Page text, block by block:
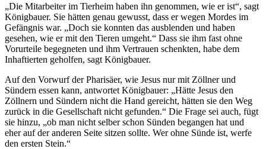
„Die Mitarbeiter im Tierheim haben ihn genommen, wie er ist“, sagt
Königbauer. Sie hätten genau gewusst, dass er wegen Mordes im
Gefängnis war. „Doch sie konnten das ausblenden und haben
gesehen, wie er mit den Tieren umgeht.“ Dass sie ihm fast ohne
Vorurteile begegneten und ihm Vertrauen schenkten, habe dem
Inhaftierten geholfen, sagt Königbauer.
Auf den Vorwurf der Pharisäer, wie Jesus nur mit Zöllner und
Sündern essen kann, antwortet Königbauer: „Hätte Jesus den
Zöllnern und Sündern nicht die Hand gereicht, hätten sie den Weg
zurück in die Gesellschaft nicht gefunden.“ Die Frage sei auch, fügt
sie hinzu, „ob man nicht selber schon Sünden begangen hat und
eher auf der anderen Seite sitzen sollte. Wer ohne Sünde ist, werfe
den ersten Stein.“